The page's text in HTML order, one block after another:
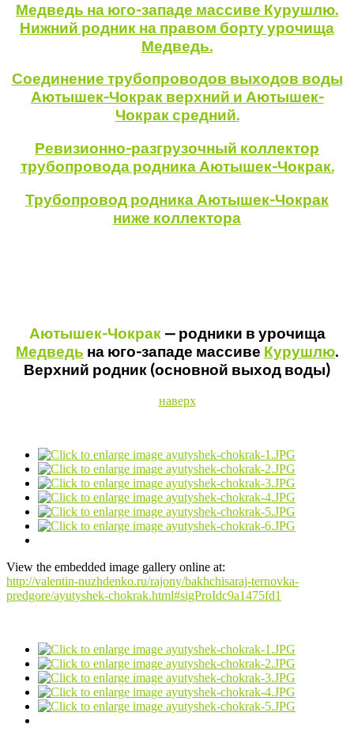
Медведь на юго-западе массиве Курушлю.
Нижний родник на правом борту урочища
Медведь.
Соединение трубопроводов выходов воды
Аютышек-Чокрак верхний и Аютышек-
Чокрак средний.
Ревизионно-разгрузочный коллектор
трубопровода родника Аютышек-Чокрак.
Трубопровод родника Аютышек-Чокрак
ниже коллектора
Аютышек-Чокрак— родники в урочища
Медведь на юго-западе массиве Курушлю.
Верхний родник (основной выход воды)
наверх
View the embedded image gallery online at:
http://valentin-nuzhdenko.ru/rajony/bakhchisaraj-ternovka-
predgore/ayutyshek-chokrak.html#sigProIdc9a1475fd1